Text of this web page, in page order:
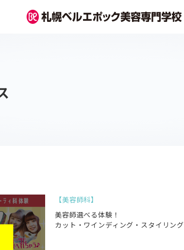
美容師科
美容師選べる体験！
カット・ワインディング・スタイリング